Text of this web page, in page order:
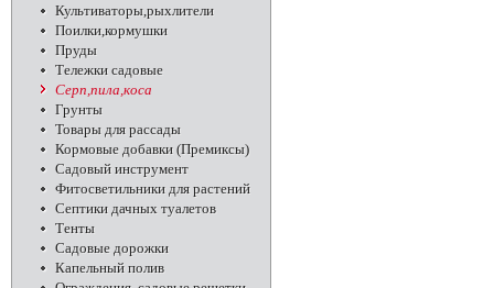
Культиваторы,рыхлители
Поилки,кормушки
Пруды
Тележки садовые
Серп,пила,коса
Грунты
Товары для рассады
Кормовые добавки (Премиксы)
Садовый инструмент
Фитосветильники для растений
Септики дачных туалетов
Тенты
Садовые дорожки
Капельный полив